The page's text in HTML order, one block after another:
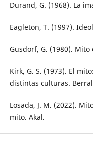
Durand, G. (1968). La
Eagleton, T. (1997).
Gusdorf, G. (1980).
Kirk, G. S. (1973). El
distintas culturas.
Losada, J. M. (2022).
mito. Akal.